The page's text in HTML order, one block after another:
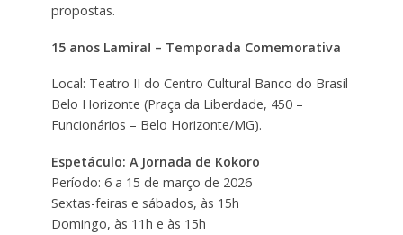
propostas.
15 anos Lamira! – Temporada Comemorativa
Local: Teatro II do Centro Cultural Banco do Brasil
Belo Horizonte (Praça da Liberdade, 450 –
Funcionários – Belo Horizonte/MG).
Espetáculo: A Jornada de Kokoro
Período: 6 a 15 de março de 2026
Sextas-feiras e sábados, às 15h
Domingo, às 11h e às 15h